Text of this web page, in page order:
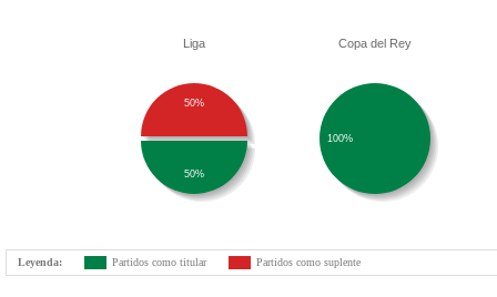
Liga
50%
50%
Copa del Rey
100%
Leyenda: Partidos como titular Partidos como suplente